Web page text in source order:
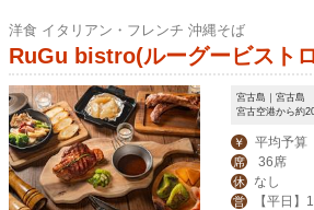
洋食 イタリアン・フレンチ 沖縄そば
RuGu bistro(ルーグービスト
宮古島｜宮古島
宮古空港から約
￥ 平均予算
席 36席
休 なし
営
【平日】